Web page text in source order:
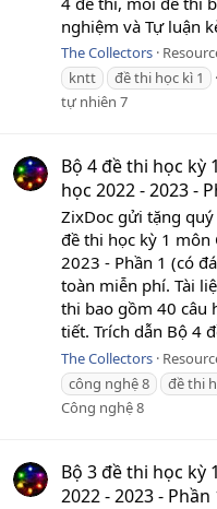
nghiệm và Tự luận
The Collectors
kntt
đề thi học kì 1
tự nhiên 7
Bộ 4 đề thi học kỳ
học 2022 - 2023 -
ZixDoc gửi tặng
đề thi học kỳ 1 môn
2023 - Phần 1 (có
toàn miễn phí. Tài
thi bao gồm 40 câu
tiết. Trích dẫn Bộ 4
The Collectors
công nghệ 8
đề thi
Công nghệ 8
Bộ 3 đề thi học kỳ
2022 - 2023 -